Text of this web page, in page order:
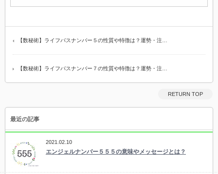
【数秘術】ライフパスナンバー５の性質や特徴は？運勢・注…
【数秘術】ライフパスナンバー７の性質や特徴は？運勢・注…
RETURN TOP
最近の記事
2021.02.10
エンジェルナンバー５５５の意味やメッセージとは？